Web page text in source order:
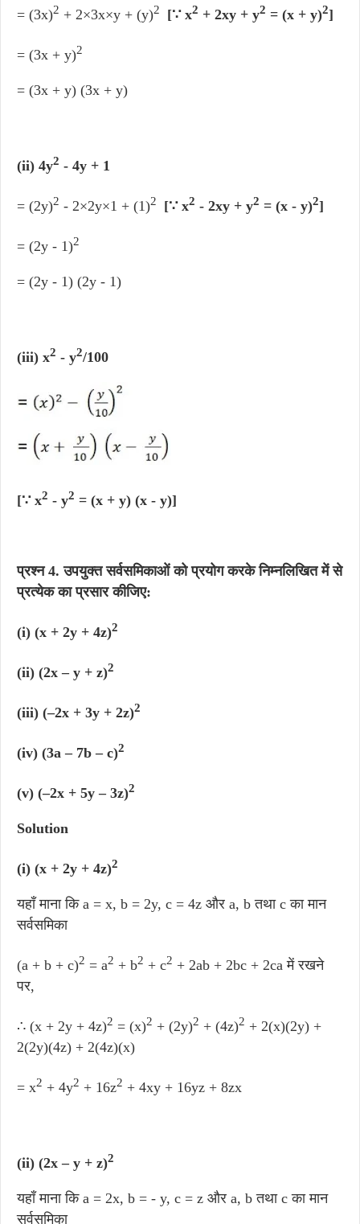
= (3x)2 + 2×3x×y + (y)2 [∵ x2 + 2xy + y2 = (x + y)2]
= (3x + y)2
= (3x + y) (3x + y)
(ii) 4y2 - 4y + 1
= (2y)2 - 2×2y×1 + (1)2 [∵ x2 - 2xy + y2 = (x - y)2]
= (2y - 1)2
= (2y - 1) (2y - 1)
(iii) x2 - y2/100
[∵ x2 - y2 = (x + y) (x - y)​]
प्रश्न 4.उपयुक्त सर्वसमिकाओं को प्रयोग करके निम्नलिखित में से
प्रत्येक का प्रसार कीजिए:
(i) (x + 2y + 4z)2
(ii) (2x – y + z)2
(iii) (–2x + 3y + 2z)2
(iv) (3a – 7b – c)2
(v) (–2x + 5y – 3z)2
Solution
(i) (x + 2y + 4z)2
यहाँ माना कि a = x, b = 2y, c = 4z और a, b तथा c का मान
सर्वसमिका
(a + b + c)2 = a2 + b2 + c2 + 2ab + 2bc + 2ca में रखने
पर,
∴ (x + 2y + 4z)2 = (x)2 + (2y)2 + (4z)2 + 2(x)(2y) +
2(2y)(4z) + 2(4z)(x)
= x2 + 4y2 + 16z2 + 4xy + 16yz + 8zx
(ii) (2x – y + z)2
यहाँ माना कि a = 2x, b = - y, c = z और a, b तथा c का मान
सर्वसमिका